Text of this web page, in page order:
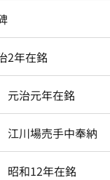
2年在銘
治元年在銘
川場売手中奉納
和12年在銘